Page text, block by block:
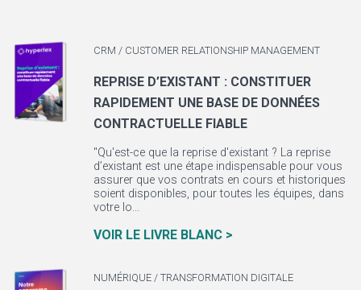
CRM / CUSTOMER RELATIONSHIP MANAGEMENT
REPRISE D’EXISTANT : CONSTITUER
RAPIDEMENT UNE BASE DE DONNÉES
CONTRACTUELLE FIABLE
"Qu'est-ce que la reprise d'existant ? La reprise
d’existant est une étape indispensable pour vous
assurer que vos contrats en cours et historiques
soient disponibles, pour toutes les équipes, dans
votre lo...
VOIR LE LIVRE BLANC >
NUMÉRIQUE / TRANSFORMATION DIGITALE